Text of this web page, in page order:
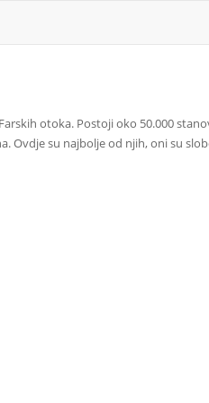
otoka. Postoji oko 50.000
Ovdje su najbolje od njih, oni su